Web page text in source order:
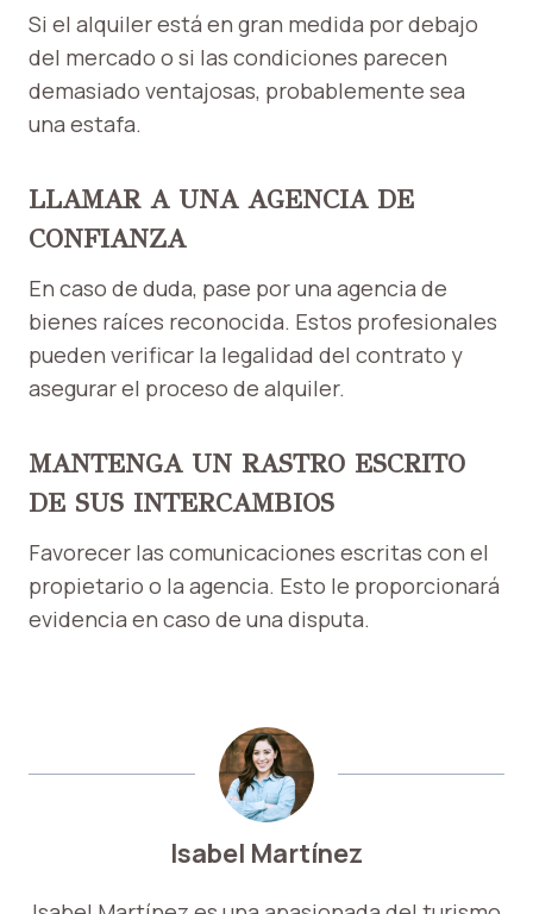
Si el alquiler está en gran medida por debajo
del mercado o si las condiciones parecen
demasiado ventajosas, probablemente sea
una estafa.
LLAMAR A UNA AGENCIA DE
CONFIANZA
En caso de duda, pase por una agencia de
bienes raíces reconocida. Estos profesionales
pueden verificar la legalidad del contrato y
asegurar el proceso de alquiler.
MANTENGA UN RASTRO ESCRITO
DE SUS INTERCAMBIOS
Favorecer las comunicaciones escritas con el
propietario o la agencia. Esto le proporcionará
evidencia en caso de una disputa.
Isabel Martínez